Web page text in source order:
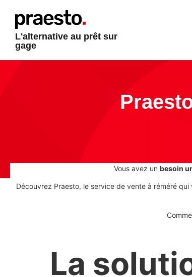
L'alternative au prêt sur
gage
Vous avez un besoin
Découvrez Praesto, le service de vente à réméré
La